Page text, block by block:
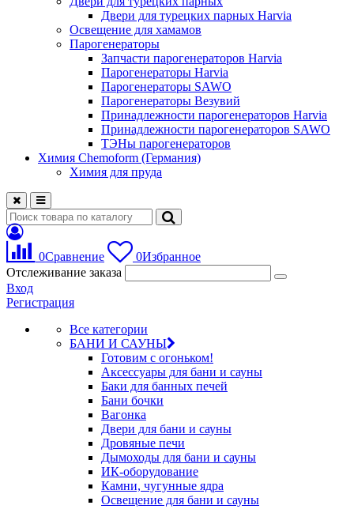
Двери для турецких парных Harvia
Освещение для хамамов
Парогенераторы
Запчасти парогенераторов Harvia
Парогенераторы Harvia
Парогенераторы SAWO
Парогенераторы Везувий
Принадлежности парогенераторов Harvia
Принадлежности парогенераторов SAWO
ТЭНы парогенераторов
Химия Chemoform (Германия)
Химия для пруда
0Сравнение 0Избранное
Отслеживание заказа
Вход
Регистрация
Все категории
БАНИ И САУНЫ
Готовим с огоньком!
Аксессуары для бани и сауны
Баки для банных печей
Бани бочки
Вагонка
Двери для бани и сауны
Дровяные печи
Дымоходы для бани и сауны
ИК-оборудование
Камни, чугунные ядра
Освещение для бани и сауны